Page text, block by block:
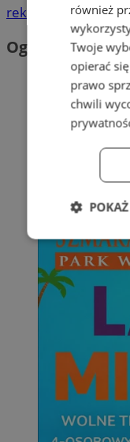
reklama
Ogłoszenia
również
Twoje
opierać
prawo
chwili
Niezbędne